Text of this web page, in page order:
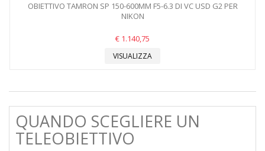
OBIETTIVO TAMRON SP 150-600MM F5-6.3 DI VC USD G2 PER
NIKON
€ 1.140,75
VISUALIZZA
QUANDO SCEGLIERE UN
TELEOBIETTIVO